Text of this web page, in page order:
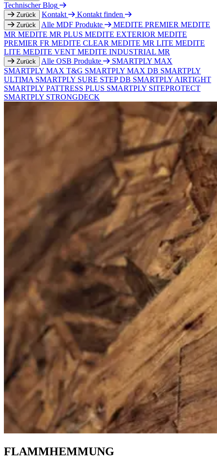
Technischer Blog
Zurück Kontakt Kontakt finden
Zurück Alle MDF Produkte MEDITE PREMIER MEDITE
MR MEDITE MR PLUS MEDITE EXTERIOR MEDITE
PREMIER FR MEDITE CLEAR MEDITE MR LITE MEDITE
LITE MEDITE VENT MEDITE INDUSTRIAL MR
Zurück Alle OSB Produkte
SMARTPLY MAX
SMARTPLY MAX T&G SMARTPLY MAX DB SMARTPLY
ULTIMA SMARTPLY SURE STEP DB SMARTPLY AIRTIGHT
SMARTPLY PATTRESS PLUS SMARTPLY SITEPROTECT
SMARTPLY STRONGDECK
FLAMMHEMMUNG